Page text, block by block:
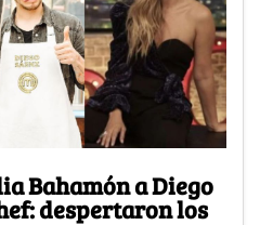
Bahamón a Diego
despertaron los